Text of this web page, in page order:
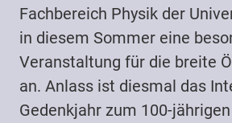
Fachbereich Physik der
in diesem Sommer eine
Veranstaltung für die breite
an. Anlass ist diesmal das
Gedenkjahr zum 100-